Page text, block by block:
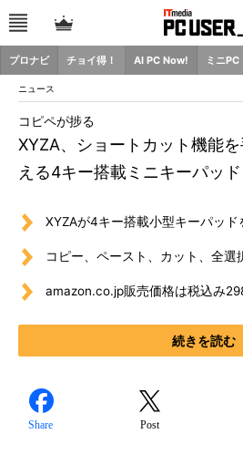
プロナビ チョイ得！ AI PC Now! ミニPC
ニュース
XYZA、ショートカット機能
える4キー搭載ミニキーパッド
コピペが捗る
XYZAが4キー搭載小型キーパッド
コピー、ペースト、カット、全
amazon.co.jp販売価格は税込み
続きを読む
Share Post